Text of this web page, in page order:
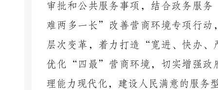
审批和公共服务事项，结合政务服
难两多一长”改善营商环境专项行动
层次变革，着力打造“宽进、快办
优化“四最”营商环境，切实增强政
理能力现代化，建设人民满意的服务